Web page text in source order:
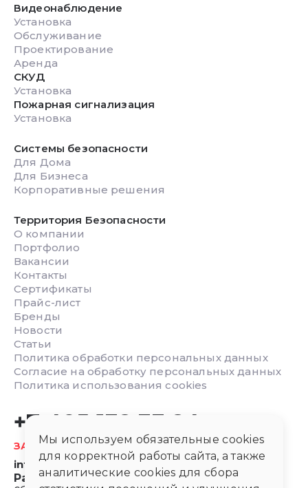
Видеонаблюдение
Установка
Обслуживание
Проектирование
Аренда
СКУД
Установка
Пожарная сигнализация
Установка
Системы безопасности
Для Дома
Для Бизнеса
Корпоративные решения
Территория Безопасности
О компании
Портфолио
Вакансии
Контакты
Сертификаты
Прайс-лист
Бренды
Новости
Статьи
Политика обработки персональных данных
Согласие на обработку персональных данных
Политика использования cookies
+7 495 132 33 24
ЗАКАЗАТЬ ОБРАТНЫЙ ЗВОНОК
info@safetyarea.ru
Работаем с 8:00 до 20:00
Мы используем обязательные cookies
для корректной работы сайта, а также
аналитические cookies для сбора